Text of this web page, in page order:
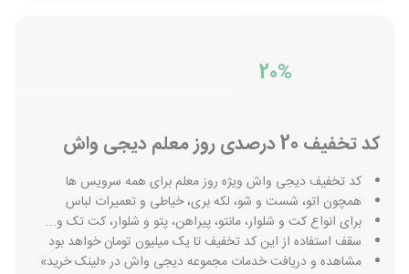
20%
کد تخفیف 20 درصدی روز معلم دیجی واش
کد تخفیف دیجی واش ویژه روز معلم برای همه سرویس ها
همچون اتو، شست و شو، لکه بری، خیاطی و تعمیرات لباس
برای انواع کت و شلوار، مانتو، پیراهن، پتو و شلوار، کت تک و...
سقف استفاده از این کد تخفیف تا یک میلیون تومان خواهد بود
مشاهده و دریافت خدمات مجموعه دیجی واش در «لینک خرید»